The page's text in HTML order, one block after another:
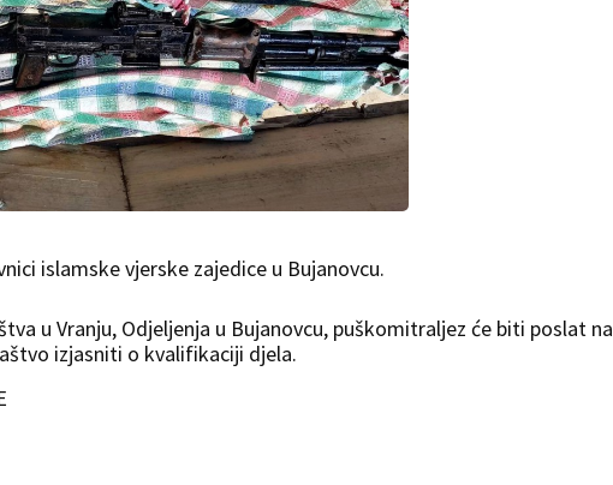
islamske vjerske zajedice u Bujanovcu.
u Vranju, Odjeljenja u Bujanovcu, puškomitraljez će biti poslat na
izjasniti o kvalifikaciji djela.